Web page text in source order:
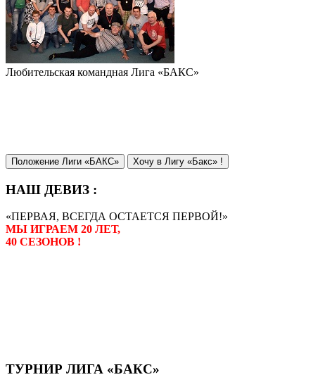
Любительская командная Лига «БАКС»
Положение Лиги «БАКС» Хочу в Лигу «Бакс» !
НАШ ДЕВИЗ :
«ПЕРВАЯ, ВСЕГДА ОСТАЕТСЯ ПЕРВОЙ!»
МЫ ИГРАЕМ 20 ЛЕТ,
40 СЕЗОНОВ !
ТУРНИР ЛИГА «БАКС»